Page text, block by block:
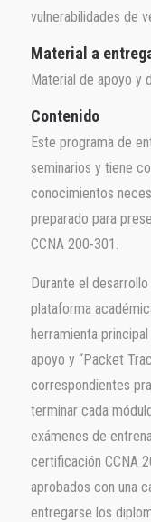
vulnerabilidades de
Material a
Material de apoyo y
Contenido
Este programa de
seminarios y tiene
conocimientos
preparado para
CCNA 200-301.
Durante el
plataforma
herramienta
apoyo y “Packet
correspondientes
terminar cada
exámenes de
certificación CCNA
aprobados con una
entregarse los